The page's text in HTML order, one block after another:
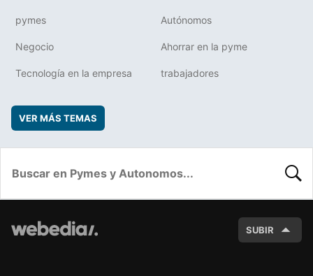
pymes Autónomos
Negocio Ahorrar en la pyme
Tecnología en la empresa trabajadores
VER MÁS TEMAS
SUBIR